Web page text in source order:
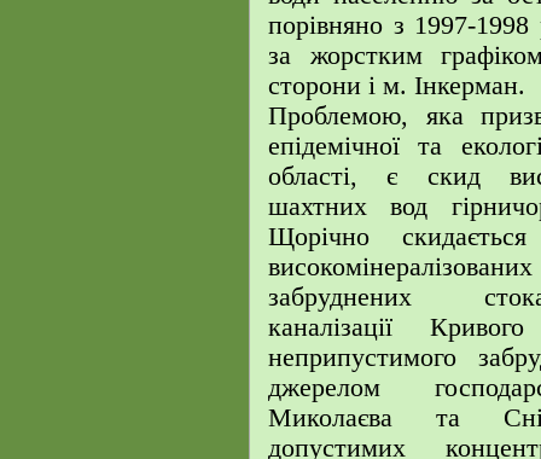
порівняно з 1997-
за жорстким
сторони і м. Інкерман.
Проблемою, яка
епідемічної та
області, є скид
шахтних вод
Щорічно
забруднених
каналізації
неприпустимого
джерелом
Миколаєва та
допустимих